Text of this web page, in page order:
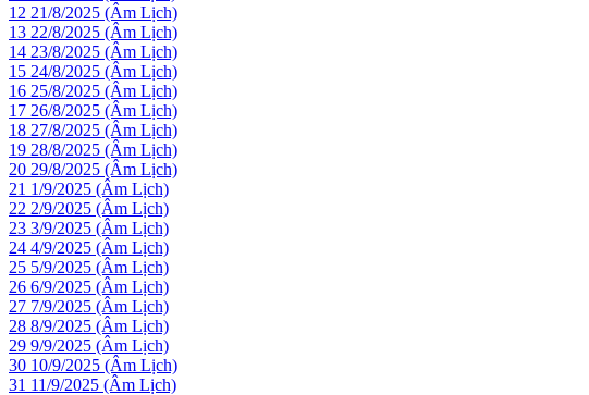
12 21/8/2025 (Âm Lịch)
13 22/8/2025 (Âm Lịch)
14 23/8/2025 (Âm Lịch)
15 24/8/2025 (Âm Lịch)
16 25/8/2025 (Âm Lịch)
17 26/8/2025 (Âm Lịch)
18 27/8/2025 (Âm Lịch)
19 28/8/2025 (Âm Lịch)
20 29/8/2025 (Âm Lịch)
21 1/9/2025 (Âm Lịch)
22 2/9/2025 (Âm Lịch)
23 3/9/2025 (Âm Lịch)
24 4/9/2025 (Âm Lịch)
25 5/9/2025 (Âm Lịch)
26 6/9/2025 (Âm Lịch)
27 7/9/2025 (Âm Lịch)
28 8/9/2025 (Âm Lịch)
29 9/9/2025 (Âm Lịch)
30 10/9/2025 (Âm Lịch)
31 11/9/2025 (Âm Lịch)